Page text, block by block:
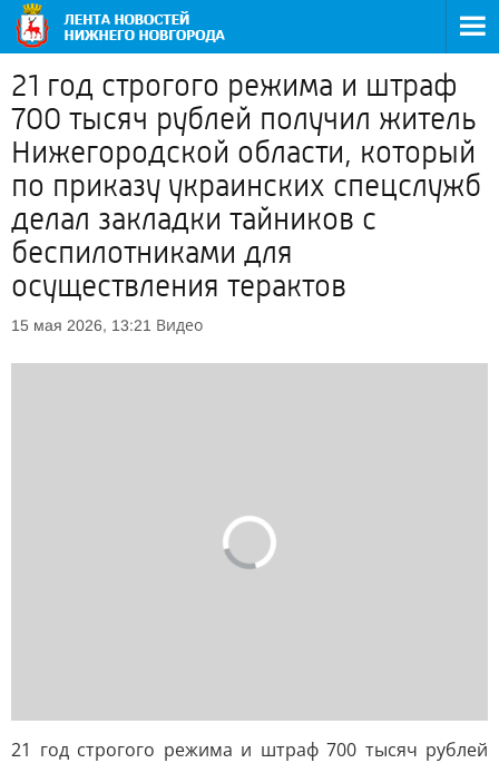
21 год строгого режима и штраф
700 тысяч рублей получил житель
Нижегородской области, который
по приказу украинских спецслужб
делал закладки тайников с
беспилотниками для
осуществления терактов
15 мая 2026, 13:21 Видео
21 год строгого режима и штраф 700 тысяч рублей